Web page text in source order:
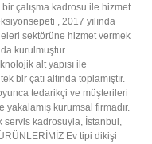
çalışma kadrosu ile hizmet
, 2017 yılında
sektörüne hizmet vermek
kurulmuştur.
alt yapısı ile
bir çatı altında toplamıştır.
tedarikçi ve müşterileri
kurumsal firmadır.
servis kadrosuyla, İstanbul,
Ev tipi dikişi